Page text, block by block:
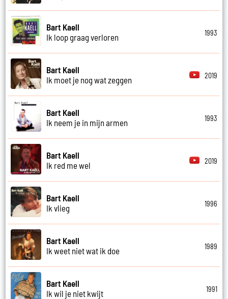
Bart Kaell
Ik loop graag verloren
1993
Bart Kaell
Ik moet je nog wat zeggen
2019
Bart Kaell
Ik neem je in mijn armen
1993
Bart Kaell
Ik red me wel
2019
Bart Kaell
Ik vlieg
1996
Bart Kaell
Ik weet niet wat ik doe
1989
Bart Kaell
Ik wil je niet kwijt
1991